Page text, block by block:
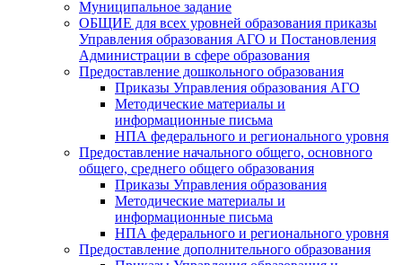
Муниципальное задание
ОБЩИЕ для всех уровней образования приказы
Управления образования АГО и Постановления
Администрации в сфере образования
Предоставление дошкольного образования
Приказы Управления образования АГО
Методические материалы и
информационные письма
НПА федерального и регионального уровня
Предоставление начального общего, основного
общего, среднего общего образования
Приказы Управления образования
Методические материалы и
информационные письма
НПА федерального и регионального уровня
Предоставление дополнительного образования